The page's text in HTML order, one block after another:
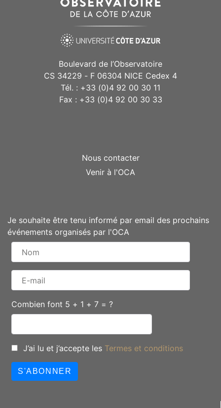
Boulevard de l’Observatoire
CS 34229 - F 06304 NICE Cedex 4
Tél. : +33 (0)4 92 00 30 11
Fax : +33 (0)4 92 00 30 33
Nous contacter
Venir à l'OCA
Je souhaite être tenu informé par email des prochains
événements organisés par l'OCA
Combien font 5 + 1 + 7 = ?
J’ai lu et j’accepte les Termes et conditions
S'ABONNER